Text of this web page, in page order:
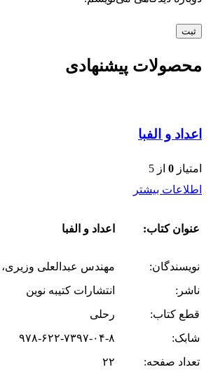
محصولات پیشنهادی
اعداد و الفبا
امتیاز 0 از 5
اطلاعات بیشتر
عنوان کتاب: اعداد و الفبا
نویسندگان:
مهندس عبدالعلی
ناشر:
انتشارات کتیبه نوین
قطع کتاب:
رحلی
شابک:
۹۷۸-۶۲۲-۷۳۹۷-۰۴-۸
تعداد صفحه:
۲۲